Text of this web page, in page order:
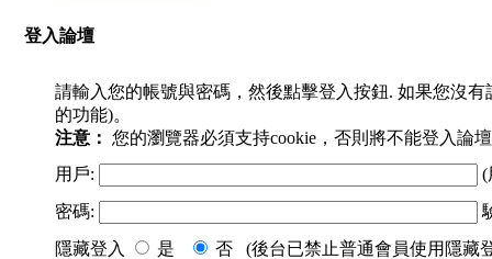
登入論壇
請輸入您的帳號與密碼，然後點擊登入按鈕. 如果您沒
的功能)。
注意： 您的瀏覽器必須支持cookie，否則將不能登入論
用戶:
(
密碼:
隱藏登入
是
否 (後台已禁止普通會員使用隱藏